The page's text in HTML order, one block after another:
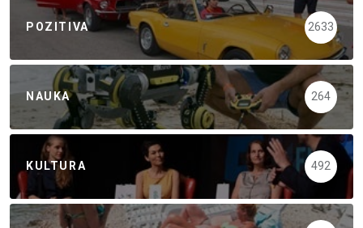
POZITIVA 2633
NAUKA 264
KULTURA 492